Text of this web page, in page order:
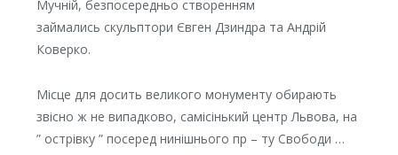
Мучній, безпосередньо створенням
займались скульптори Євген Дзиндра та Андрій
Коверко.
Місце для досить великого монументу обирають
звісно ж не випадково, самісінький центр Львова, на
” острівку ” посеред нинішнього пр – ту Свободи …